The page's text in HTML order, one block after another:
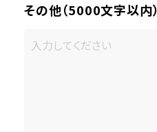
その他（5000文字以内）